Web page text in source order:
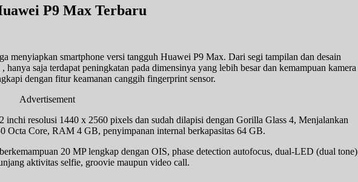
P9 Max Terbaru
menyiapkan smartphone versi tangguh Huawei P9 Max. Dari segi tampilan dan desain
saja terdapat peningkatan pada dimensinya yang lebih besar dan kemampuan kamera
dengan fitur keamanan canggih fingerprint sensor.
Advertisement
resolusi 1440 x 2560 pixels dan sudah dilapisi dengan Gorilla Glass 4, Menjalankan
Core, RAM 4 GB, penyimpanan internal berkapasitas 64 GB.
20 MP lengkap dengan OIS, phase detection autofocus, dual-LED (dual tone)
aktivitas selfie, groovie maupun video call.